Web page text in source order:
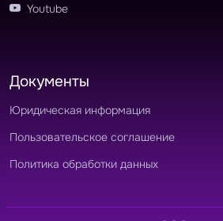
Youtube
Документы
Юридическая информация
Пользовательское соглашение
Политика обработки данных